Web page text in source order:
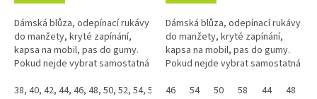
Dámská blůza, odepínací rukávy
do manžety, kryté zapínání,
kapsa na mobil, pas do gumy.
Pokud nejde vybrat samostatná
Vám skupinově, napište ji...
38, 40, 42, 44, 46, 48, 50, 52, 54, 56, 58
Dámská blůza, odepínací rukávy
do manžety, kryté zapínání,
kapsa na mobil, pas do gumy.
Pokud nejde vybrat samostatná
Vám skupinově, napište ji do...
46 54 50 58 44 48